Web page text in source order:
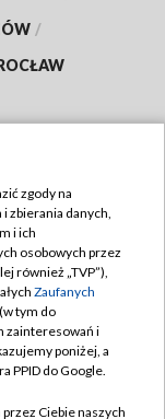
/
zgody na
zbierania danych,
i ich
osobowych przez
również „TVP”),
Zaufanych
tym do
zainteresowań i
poniżej, a
PPID do Google.
Ciebie naszych